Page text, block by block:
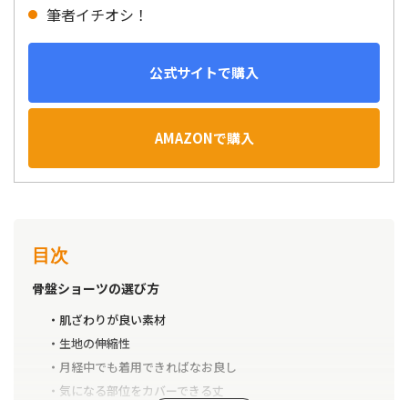
筆者イチオシ！
公式サイトで購入
AMAZONで購入
目次
骨盤ショーツの選び方
肌ざわりが良い素材
生地の伸縮性
月経中でも着用できればなお良し
気になる部位をカバーできる丈